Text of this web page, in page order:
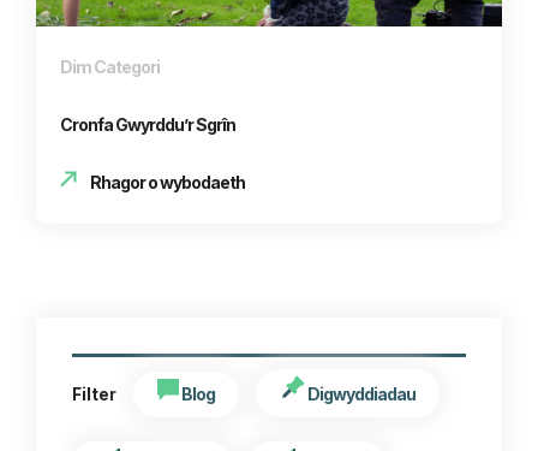
Dim Categori
Cronfa Gwyrddu’r Sgrîn
Rhagor o wybodaeth
Filter Blog Digwyddiadau